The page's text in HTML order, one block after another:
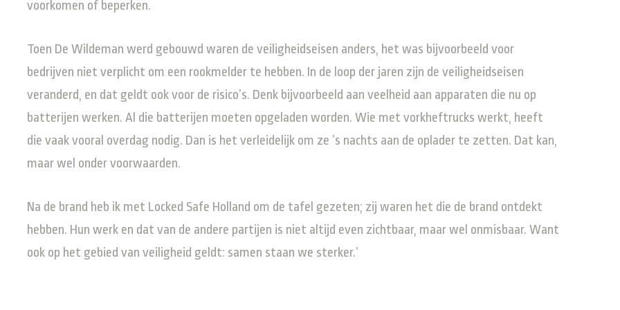
voorkomen of beperken.
Toen De Wildeman werd gebouwd waren de veiligheidseisen anders, het was bijvoorbeeld voor
bedrijven niet verplicht om een rookmelder te hebben. In de loop der jaren zijn de veiligheidseisen
veranderd, en dat geldt ook voor de risico’s. Denk bijvoorbeeld aan veelheid aan apparaten die nu op
batterijen werken. Al die batterijen moeten opgeladen worden. Wie met vorkheftrucks werkt, heeft
die vaak vooral overdag nodig. Dan is het verleidelijk om ze ’s nachts aan de oplader te zetten. Dat kan,
maar wel onder voorwaarden.
Na de brand heb ik met Locked Safe Holland om de tafel gezeten; zij waren het die de brand ontdekt
hebben. Hun werk en dat van de andere partijen is niet altijd even zichtbaar, maar wel onmisbaar. Want
ook op het gebied van veiligheid geldt: samen staan we sterker.’